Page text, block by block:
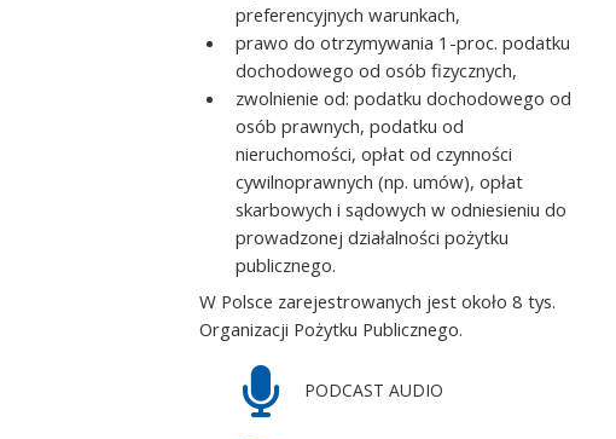
preferencyjnych warunkach,
prawo do otrzymywania 1-proc. podatku
dochodowego od osób fizycznych,
zwolnienie od: podatku dochodowego od
osób prawnych, podatku od
nieruchomości, opłat od czynności
cywilnoprawnych (np. umów), opłat
skarbowych i sądowych w odniesieniu do
prowadzonej działalności pożytku
publicznego.
W Polsce zarejestrowanych jest około 8 tys.
Organizacji Pożytku Publicznego.
PODCAST AUDIO